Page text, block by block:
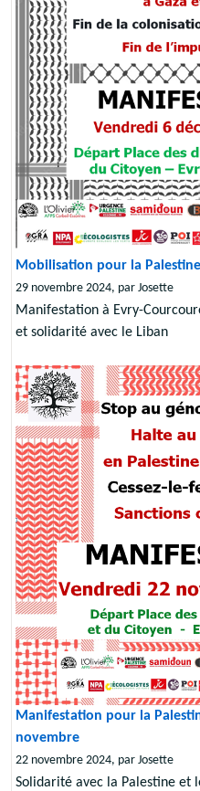
Mobilisation pour la
29 novembre 2024, par Josette
Manifestation à Evry-
et solidarité avec le Liban
Manifestation pour la
novembre
22 novembre 2024, par Josette
Solidarité avec la Palestine et